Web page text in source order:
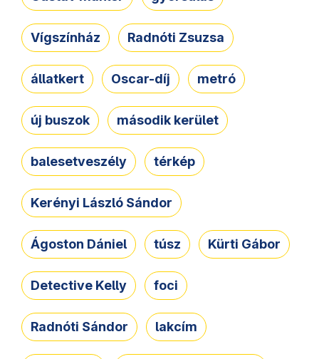
Vígszínház Radnóti Zsuzsa
állatkert Oscar-díj metró
új buszok második kerület
balesetveszély térkép
Kerényi László Sándor
Ágoston Dániel túsz Kürti Gábor
Detective Kelly foci
Radnóti Sándor lakcím